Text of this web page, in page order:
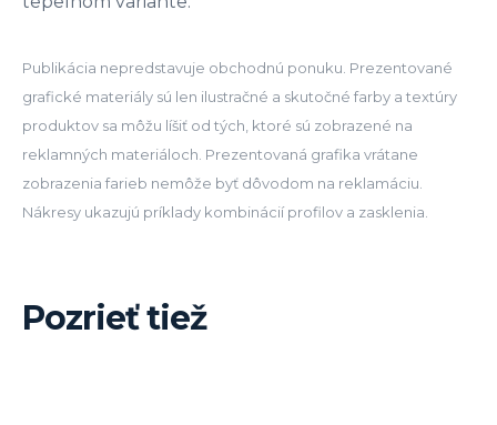
Publikácia nepredstavuje obchodnú ponuku. Prezentované
grafické materiály sú len ilustračné a skutočné farby a textúry
produktov sa môžu líšiť od tých, ktoré sú zobrazené na
reklamných materiáloch. Prezentovaná grafika vrátane
zobrazenia farieb nemôže byť dôvodom na reklamáciu.
Nákresy ukazujú príklady kombinácií profilov a zasklenia.
Pozrieť tiež